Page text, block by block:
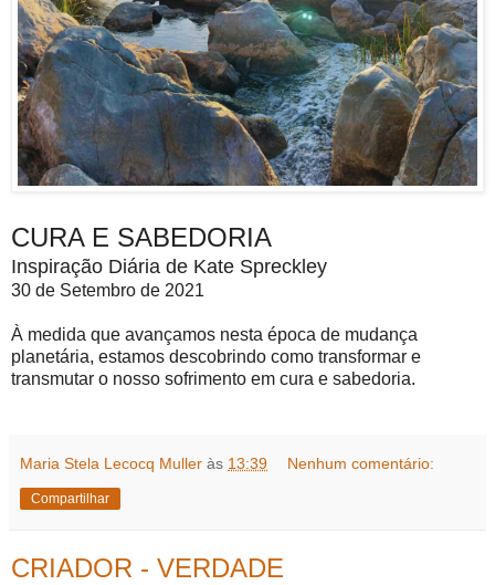
CURA E SABEDORIA
Inspiração Diária de Kate Spreckley
30 de Setembro de 2021
À medida que avançamos nesta época de mudança
planetária, estamos descobrindo como transformar e
transmutar o nosso sofrimento em cura e sabedoria.
Maria Stela Lecocq Muller às 13:39 Nenhum comentário:
Compartilhar
CRIADOR - VERDADE